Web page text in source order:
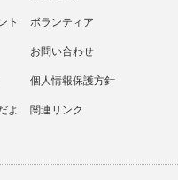
ト ボランティア
お問い合わせ
個人情報保護方針
よ
関連リンク